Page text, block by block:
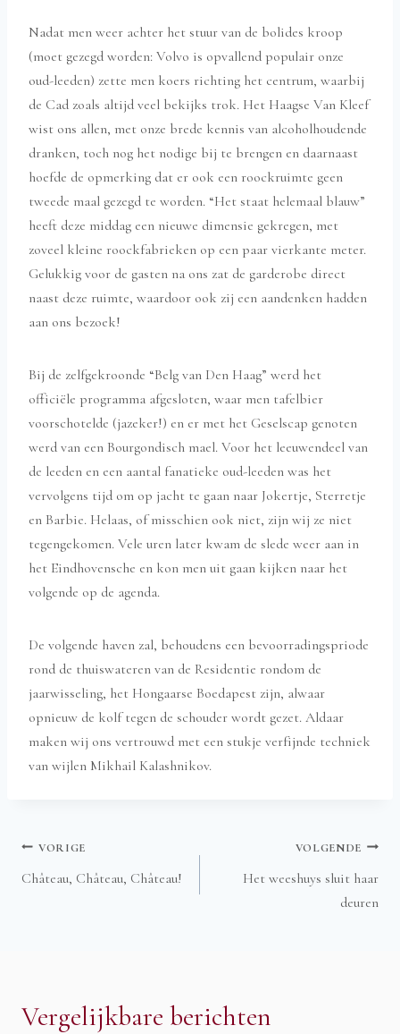
Nadat men weer achter het stuur van de bolides kroop
(moet gezegd worden: Volvo is opvallend populair onze
oud-leeden) zette men koers richting het centrum, waarbij
de Cad zoals altijd veel bekijks trok. Het Haagse Van Kleef
wist ons allen, met onze brede kennis van alcoholhoudende
dranken, toch nog het nodige bij te brengen en daarnaast
hoefde de opmerking dat er ook een roockruimte geen
tweede maal gezegd te worden. “Het staat helemaal blauw”
heeft deze middag een nieuwe dimensie gekregen, met
zoveel kleine roockfabrieken op een paar vierkante meter.
Gelukkig voor de gasten na ons zat de garderobe direct
naast deze ruimte, waardoor ook zij een aandenken hadden
aan ons bezoek!
Bij de zelfgekroonde “Belg van Den Haag” werd het
officiële programma afgesloten, waar men tafelbier
voorschotelde (jazeker!) en er met het Geselscap genoten
werd van een Bourgondisch mael. Voor het leeuwendeel van
de leeden en een aantal fanatieke oud-leeden was het
vervolgens tijd om op jacht te gaan naar Jokertje, Sterretje
en Barbie. Helaas, of misschien ook niet, zijn wij ze niet
tegengekomen. Vele uren later kwam de slede weer aan in
het Eindhovensche en kon men uit gaan kijken naar het
volgende op de agenda.
De volgende haven zal, behoudens een bevoorradingspriode
rond de thuiswateren van de Residentie rondom de
jaarwisseling, het Hongaarse Boedapest zijn, alwaar
opnieuw de kolf tegen de schouder wordt gezet. Aldaar
maken wij ons vertrouwd met een stukje verfijnde techniek
van wijlen Mikhail Kalashnikov.
Bericht
VORIGE
Château, Château, Château!
VOLGENDE
Het weeshuys sluit haar
deuren
Vergelijkbare berichten